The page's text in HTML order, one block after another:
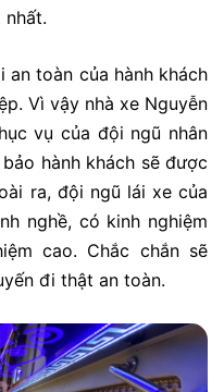
nhất.
an toàn của hành khách
Vì vậy nhà xe Nguyễn
vụ của đội ngũ nhân
hành khách sẽ được
ra, đội ngũ lái xe của
nghề, có kinh nghiệm
cao. Chắc chắn sẽ
đi thật an toàn.